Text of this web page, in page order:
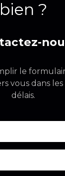
bien ?
le
vous dans
délais.